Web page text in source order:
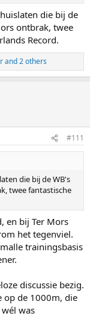
die bij de
ontbrak, twee
Record.
and 2 others
#111
die bij de WB's
twee fantastische
en bij Ter Mors
het tegenviel.
trainingsbasis
discussie bezig.
op de 1000m, die
was